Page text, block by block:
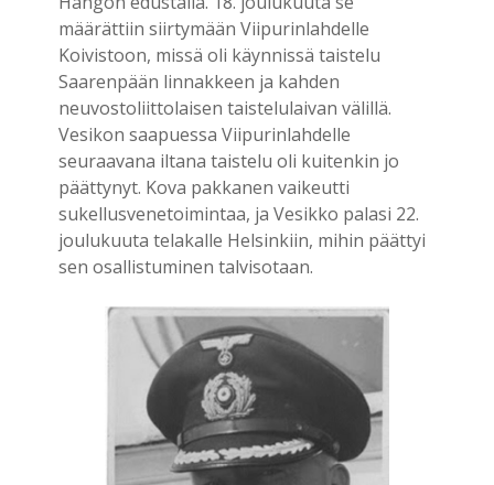
määrättiin siirtymään Viipurinlahdelle
Koivistoon, missä oli käynnissä taistelu
Saarenpään linnakkeen ja kahden
neuvostoliittolaisen taistelulaivan välillä.
Vesikon saapuessa Viipurinlahdelle
seuraavana iltana taistelu oli kuitenkin jo
päättynyt. Kova pakkanen vaikeutti
sukellusvenetoimintaa, ja Vesikko palasi 22.
joulukuuta telakalle Helsinkiin, mihin päättyi
sen osallistuminen talvisotaan.